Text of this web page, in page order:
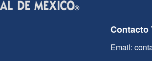
Contacto
Email: